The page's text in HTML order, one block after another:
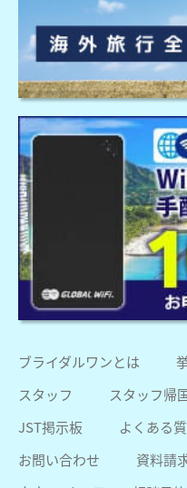
ブライダルワンとは
スタッフ
スタッフ帰
JST掲示板
よくある
お問い合わせ
資料請